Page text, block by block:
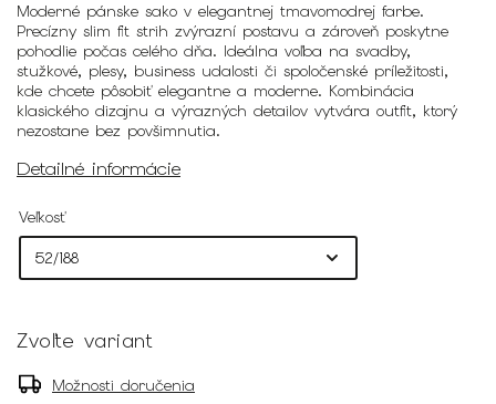
Moderné pánske sako v elegantnej tmavomodrej farbe.
Precízny slim fit strih zvýrazní postavu a zároveň poskytne
pohodlie počas celého dňa. Ideálna voľba na svadby,
stužkové, plesy, business udalosti či spoločenské príležitosti,
kde chcete pôsobiť elegantne a moderne. Kombinácia
klasického dizajnu a výrazných detailov vytvára outfit, ktorý
nezostane bez povšimnutia.
Detailné informácie
Veľkosť
Zvoľte variant
Možnosti doručenia